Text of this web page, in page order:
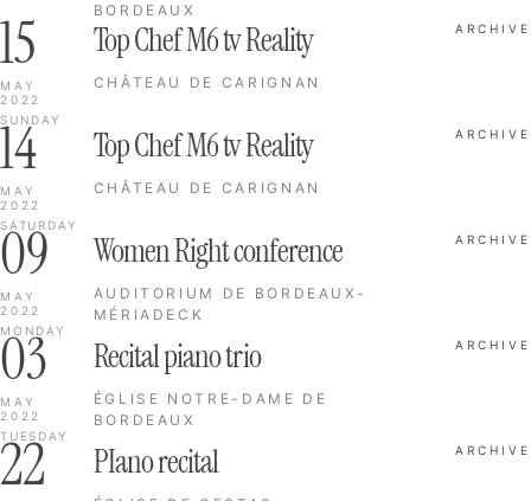
BORDEAUX
15
MAY
2022
SUNDAY
Top Chef M6 tv Reality
CHÂTEAU DE CARIGNAN
ARCHIVE
14
MAY
2022
SATURDAY
Top Chef M6 tv Reality
CHÂTEAU DE CARIGNAN
ARCHIVE
09
MAY
2022
MONDAY
Women Right conference
AUDITORIUM DE BORDEAUX-
MÉRIADECK
ARCHIVE
03
MAY
2022
TUESDAY
Recital piano trio
ÉGLISE NOTRE-DAME DE
BORDEAUX
ARCHIVE
22 PIano recital ARCHIVE